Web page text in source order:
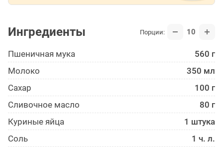
Ингредиенты Порции: 10
Пшеничная мука
560 г
Молоко
350 мл
Сахар
100 г
Сливочное масло
80 г
Куриные яйца
1 штука
Соль
1 ч. л.